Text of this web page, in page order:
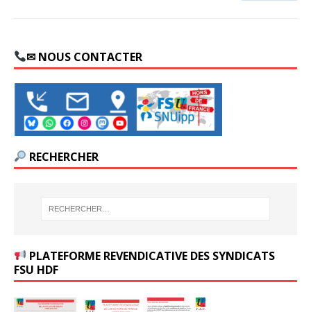
✉ NOUS CONTACTER
RECHERCHER
PLATEFORME REVENDICATIVE DES SYNDICATS
FSU HDF